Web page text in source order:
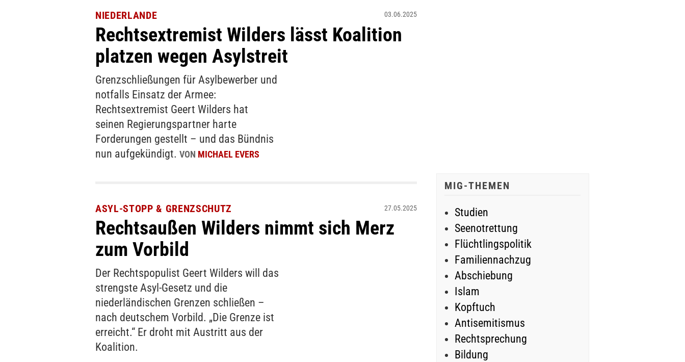
NIEDERLANDE
Rechtsextremist Wilders lässt Koalition
platzen wegen Asylstreit
03.06.2025
Grenzschließungen für Asylbewerber und
notfalls Einsatz der Armee:
Rechtsextremist Geert Wilders hat
seinen Regierungspartner harte
Forderungen gestellt – und das Bündnis
nun aufgekündigt. VON MICHAEL EVERS
ASYL-STOPP & GRENZSCHUTZ
Rechtsaußen Wilders nimmt sich Merz
zum Vorbild
27.05.2025
Der Rechtspopulist Geert Wilders will das
strengste Asyl-Gesetz und die
niederländischen Grenzen schließen –
nach deutschem Vorbild. „Die Grenze ist
erreicht.“ Er droht mit Austritt aus der
Koalition.
MIG-THEMEN
Studien
Seenotrettung
Flüchtlingspolitik
Familiennachzug
Abschiebung
Islam
Kopftuch
Antisemitismus
Rechtsprechung
Bildung